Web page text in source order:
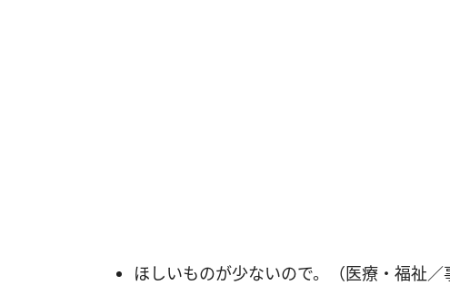
ほしいものが少ないので。（医療・福祉／